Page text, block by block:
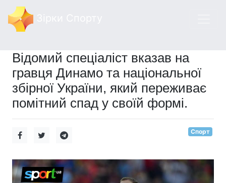
Відомий спеціаліст вказав на
гравця Динамо та національної
збірної України, який переживає
помітний спад у своїй формі.
Спорт